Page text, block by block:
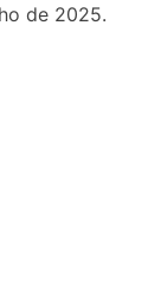
de 2025.